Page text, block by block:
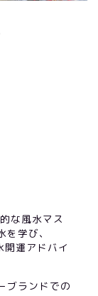
な風水マス
学び、
運アドバイ
ブランドでの